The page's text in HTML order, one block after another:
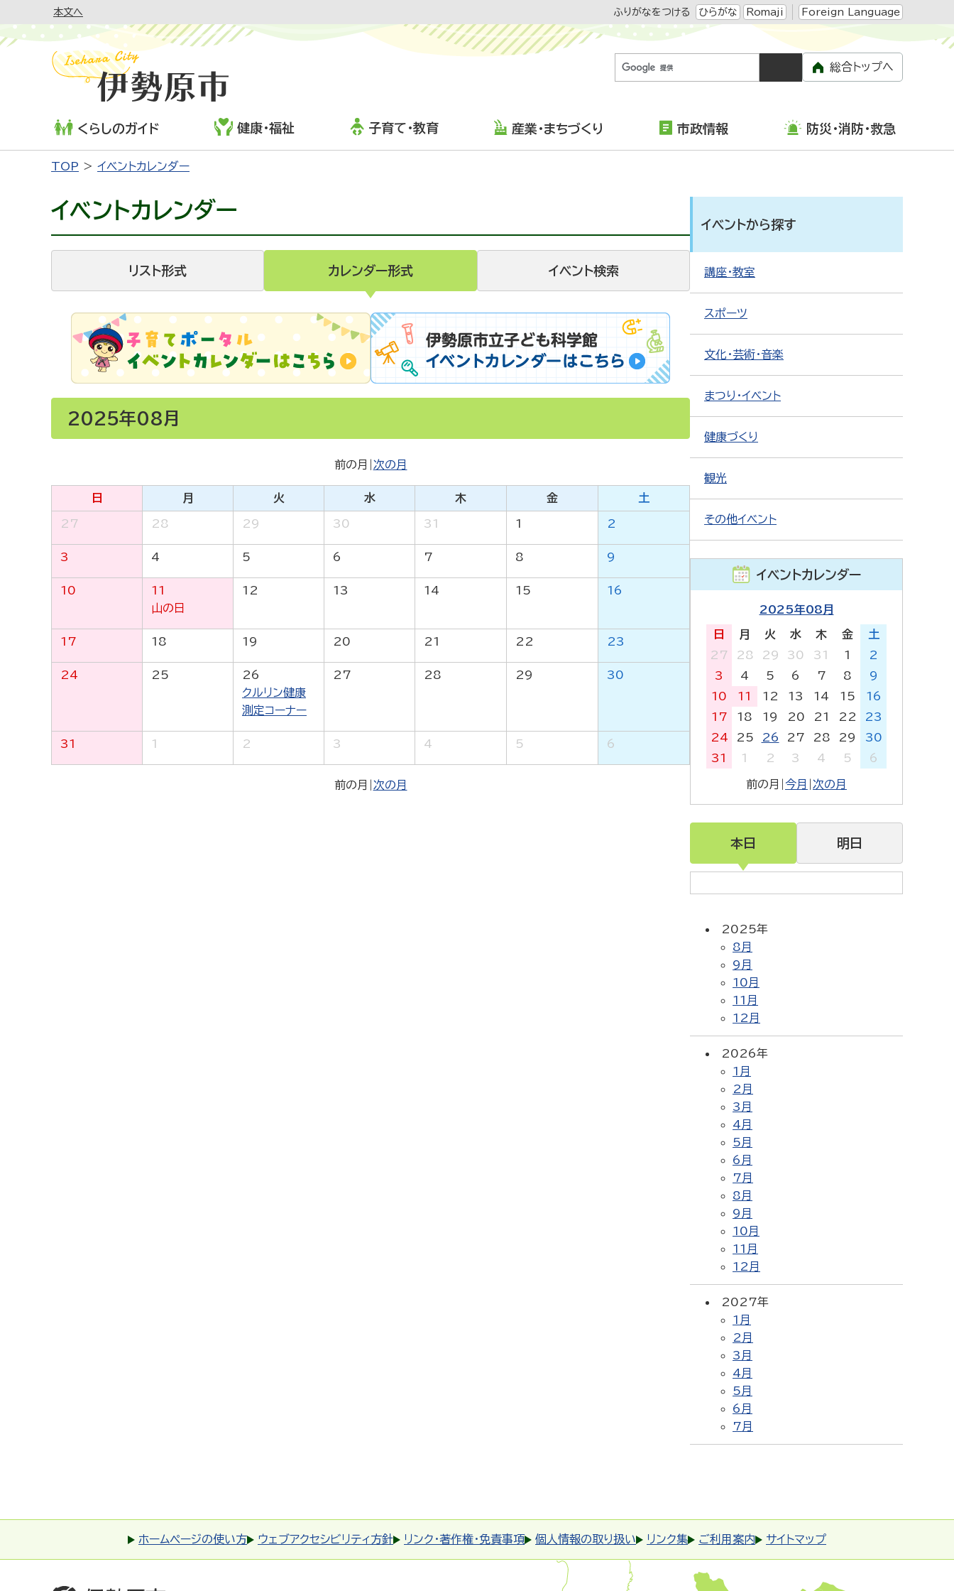
本文へ ふりがなをつける ひらがな Romaji Foreign Language
総合トップへ
くらしのガイド 健康・福祉 子育て・教育 産業・まちづくり 市政情報 防災・消防・救急
TOP イベントカレンダー
イベントカレンダー
リスト形式 カレンダー形式 イベント検索
2025年08月
前の月 次の月
日 月 火 水 木 金 土
27 28 29 30 31 1 2
3 4 5 6 7 8 9
10
11
山の日
12 13 14 15 16
17 18 19 20 21 22 23
24 25
26
クルリン健康
測定コーナー
27 28 29 30
31 1 2 3 4 5 6
前の月 次の月
イベントから探す
講座・教室
スポーツ
文化・芸術・音楽
まつり・イベント
健康づくり
観光
その他イベント
イベントカレンダー
2025年08月
日 月 火 水 木 金
土
27
28 29 30 31 1
2
3
4 5 6 7 8
9
10
11 12 13 14 15
16
17
18 19 20 21 22
23
24
25 26 27 28 29
30
31
1 2 3 4 5 6
前の月 今月 次の月
本日 明日
2025年
8月
9月
10月
11月
12月
2026年
1月
2月
3月
4月
5月
6月
7月
8月
9月
10月
11月
12月
2027年
1月
2月
3月
4月
5月
6月
7月
ホームページの使い方 ウェブアクセシビリティ方針 リンク・著作権・免責事項 個人情報の取り扱い リンク集 ご利用案内 サイトマップ